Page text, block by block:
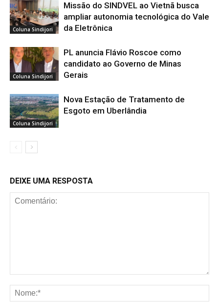
Coluna Sindijori
Missão do SINDVEL ao Vietnã busca
ampliar autonomia tecnológica do Vale
da Eletrônica
Coluna Sindijori
PL anuncia Flávio Roscoe como
candidato ao Governo de Minas
Gerais
Coluna Sindijori
Nova Estação de Tratamento de
Esgoto em Uberlândia
DEIXE UMA RESPOSTA